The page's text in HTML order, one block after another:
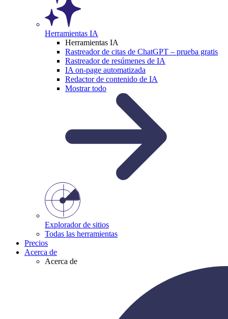
Herramientas IA
Herramientas IA
Rastreador de citas de ChatGPT – prueba gratis
Rastreador de resúmenes de IA
IA on-page automatizada
Redactor de contenido de IA
Mostrar todo
Explorador de sitios
Todas las herramientas
Precios
Acerca de
Acerca de